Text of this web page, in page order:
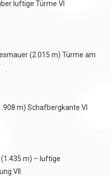
luftige Türme VI
(2.015 m) Türme am
m) Schafbergkante VI
m) – luftige
VII